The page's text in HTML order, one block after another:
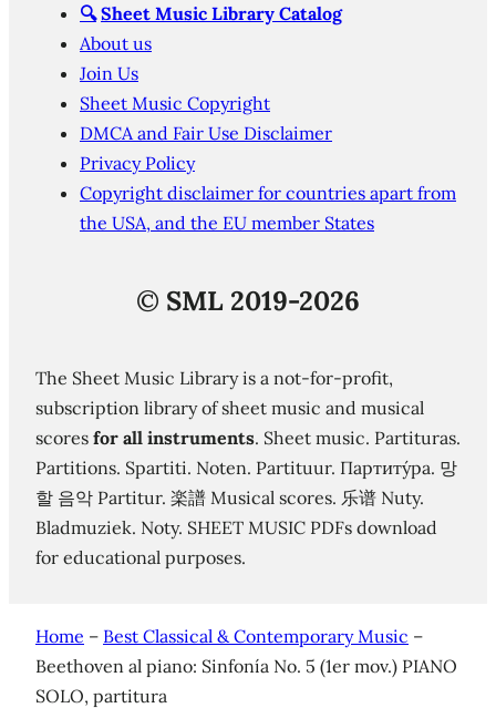
🔍 Sheet Music Library Catalog
About us
Join Us
Sheet Music Copyright
DMCA and Fair Use Disclaimer
Privacy Policy
Copyright disclaimer for countries apart from
the USA, and the EU member States
© SML 2019-2026
The Sheet Music Library is a not-for-profit,
subscription library of sheet music and musical
scores for all instruments. Sheet music. Partituras.
Partitions. Spartiti. Noten. Partituur. Партиту́ра. 망
할 음악 Partitur. 楽譜 Musical scores. 乐谱 Nuty.
Bladmuziek. Noty. SHEET MUSIC PDFs download
for educational purposes.
Home – Best Classical & Contemporary Music –
Beethoven al piano: Sinfonía No. 5 (1er mov.) PIANO
SOLO, partitura